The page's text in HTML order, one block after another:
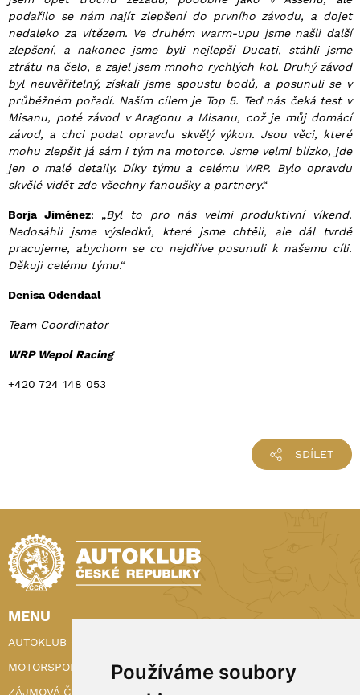
Používáme soubory
podařilo se nám najít zlepšení do prvního závodu, a dojet
nedaleko za vítězem. Ve druhém warm-upu jsme našli další
zlepšení, a nakonec jsme byli nejlepší Ducati, stáhli jsme
ztrátu na čelo, a zajel jsem mnoho rychlých kol. Druhý závod
byl neuvěřitelný, získali jsme spoustu bodů, a posunuli se v
průběžném pořadí. Naším cílem je Top 5. Teď nás čeká test v
Misanu, poté závod v Aragonu a Misanu, což je můj domácí
závod, a chci podat opravdu skvělý výkon. Jsou věci, které
mohu zlepšit já sám i tým na motorce. Jsme velmi blízko, jde
jen o malé detaily. Díky týmu a celému WRP. Bylo opravdu
skvělé vidět zde všechny fanoušky a partnery.“
Borja Jiménez: „Byl to pro nás velmi produktivní víkend.
Nedosáhli jsme výsledků, které jsme chtěli, ale dál tvrdě
pracujeme, abychom se co nejdříve posunuli k našemu cíli.
Děkuji celému týmu.“
Denisa Odendaal
Team Coordinator
WRP Wepol Racing
+420 724 148 053
SDÍLET
MENU
AUTOKLUB ČR
MOTORSPORT
ZÁJMOVÁ ČINNOST